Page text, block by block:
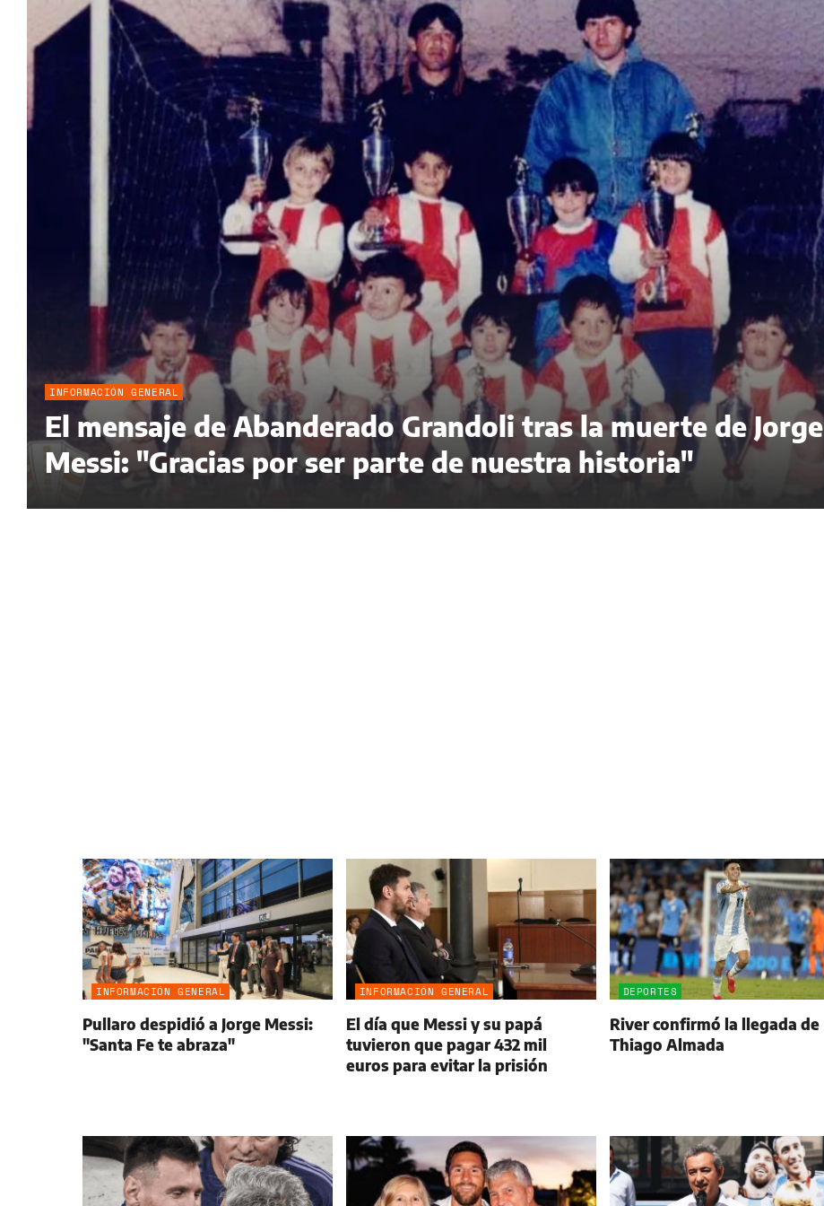
INFORMACIÓN GENERAL
El mensaje de Abanderado Grandoli tras la muerte de Jorge
Messi: "Gracias por ser parte de nuestra historia"
INFORMACIÓN GENERAL
Pullaro despidió a Jorge Messi:
"Santa Fe te abraza"
INFORMACIÓN GENERAL
El día que Messi y su papá
tuvieron que pagar 432 mil
euros para evitar la prisión
DEPORTES
River confirmó la llegada de
Thiago Almada